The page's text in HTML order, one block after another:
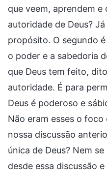
que veem, aprendem
autoridade de Deus?
propósito. O segundo
o poder e a sabedoria
que Deus tem feito,
autoridade. É para
Deus é poderoso e
Não eram esses o
nossa discussão
única de Deus? Nem
desde essa discussão